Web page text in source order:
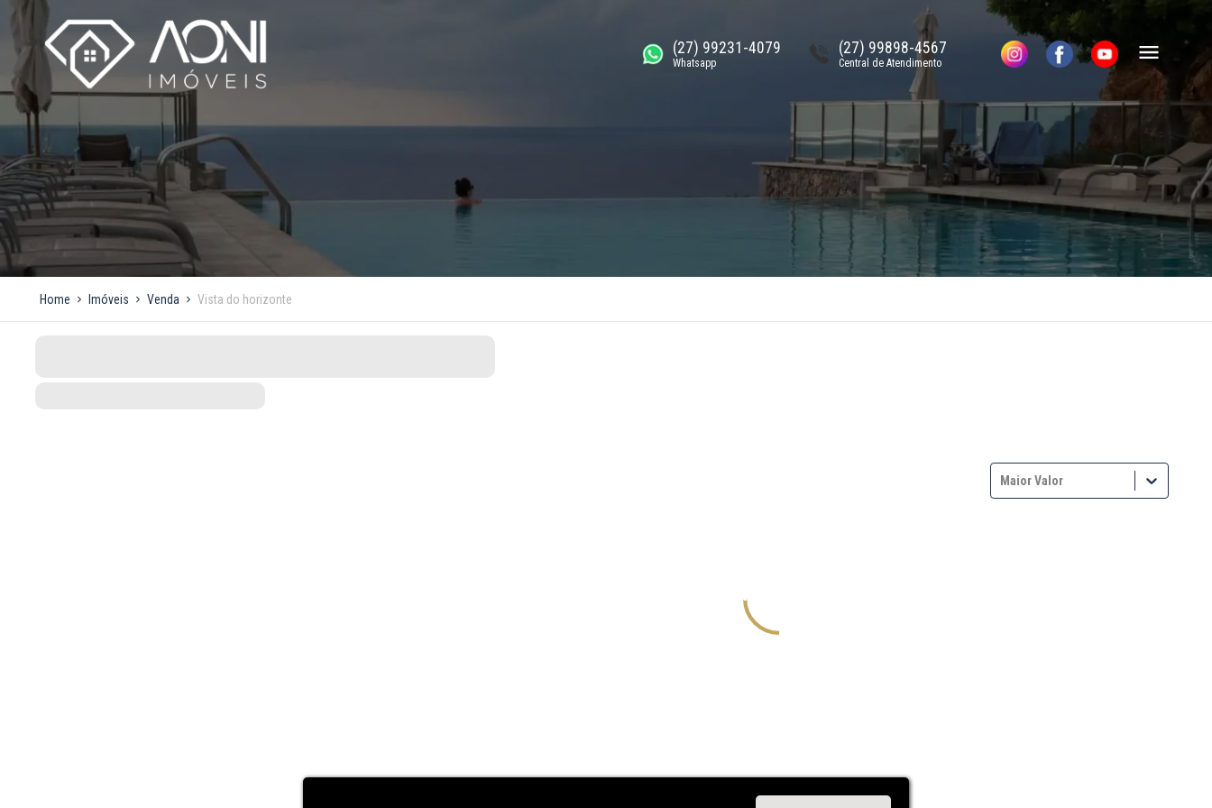
(27) 99231-4079
Whatsapp
(27) 99898-4567
Central de Atendimento
Home Imóveis Venda Vista do horizonte
Maior Valor